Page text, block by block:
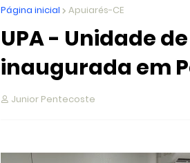
Página inicial Apuiarés-CE
UPA - Unidade
inaugurada em
Junior Pentecoste